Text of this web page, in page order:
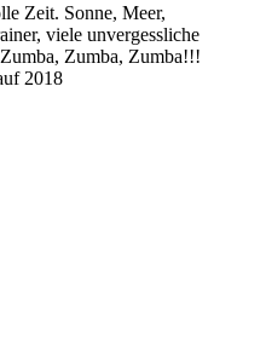
Zeit. Sonne, Meer,
viele unvergessliche
Zumba, Zumba!!!
2018